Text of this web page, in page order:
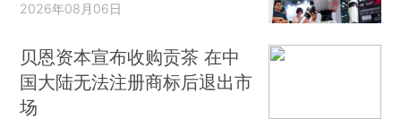
2026年08月06日
贝恩资本宣布收购贡茶 在中
国大陆无法注册商标后退出市
场